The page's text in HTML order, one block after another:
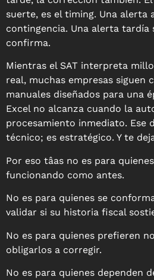
suerte, es el timing. Una alerta
contingencia. Una alerta tardía
confirma.
Mientras el SAT interpreta
real, muchas empresas siguen
manuales diseñados para una
Excel no alcanza cuando la
procesamiento inmediato. Ese
técnico; es estratégico. Y te
Por eso tâas no es para
funcionando como antes.
No es para quienes se
validar si su historia fiscal
No es para quienes prefieren
obligarlos a corregir.
No es para quienes dependen